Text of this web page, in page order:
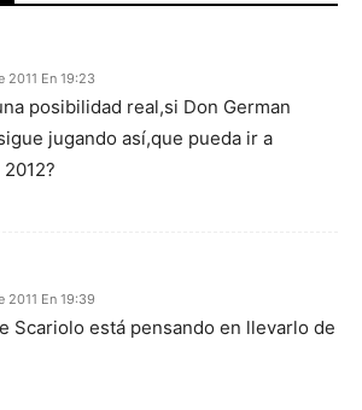
2011 En 19:23
posibilidad real,si Don German
jugando así,que pueda ir a
2011 En 19:39
Scariolo está pensando en llevarlo de